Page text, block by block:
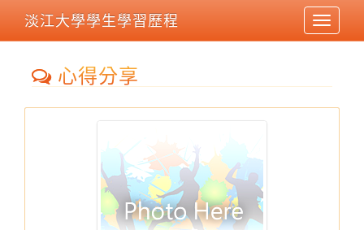
Toggle
淡江大學學生學習歷程
心得分享